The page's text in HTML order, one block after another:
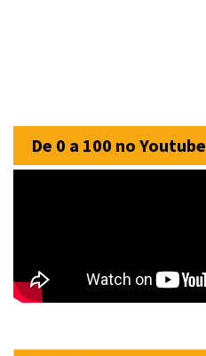
De 0 a 100 no Youtube